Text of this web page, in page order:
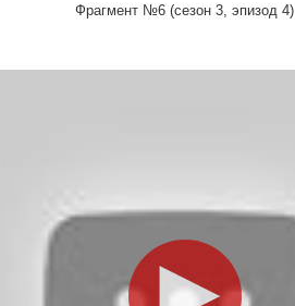
Фрагмент №6 (сезон 3, эпизод 4)